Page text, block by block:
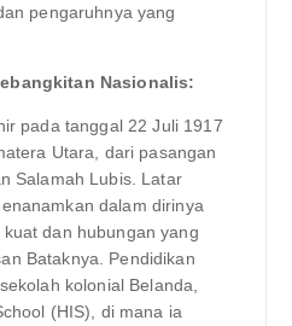
pengaruhnya yang
Nasionalis:
pada tanggal 22 Juli 1917
Utara, dari pasangan
Salamah Lubis. Latar
dalam dirinya
dan hubungan yang
Bataknya. Pendidikan
kolonial Belanda,
(HIS), di mana ia